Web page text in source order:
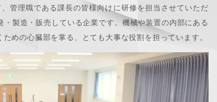
管理職である課長の皆様向けに研修を担当させていただ
製造・販売している企業です。機械や装置の内部にある
めの心臓部を掌る、とても大事な役割を担っています。